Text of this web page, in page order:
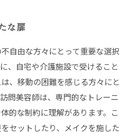
な扉
自由な方々にとって重要な選択
、自宅や介護施設で受けること
、移動の困難を感じる方々にと
問美容師は、専門的なトレーニ
的な制約に理解があります。こ
セットしたり、メイクを施した